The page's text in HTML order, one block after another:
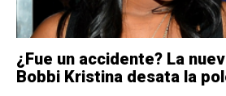
¿Fue un accidente? La
Bobbi Kristina desata la